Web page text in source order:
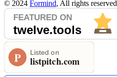
© 2024 Formind, All rights reserved